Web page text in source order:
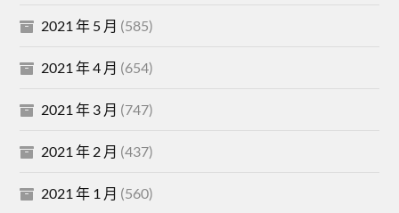
2021 年 5 月 (585)
2021 年 4 月 (654)
2021 年 3 月 (747)
2021 年 2 月 (437)
2021 年 1 月 (560)